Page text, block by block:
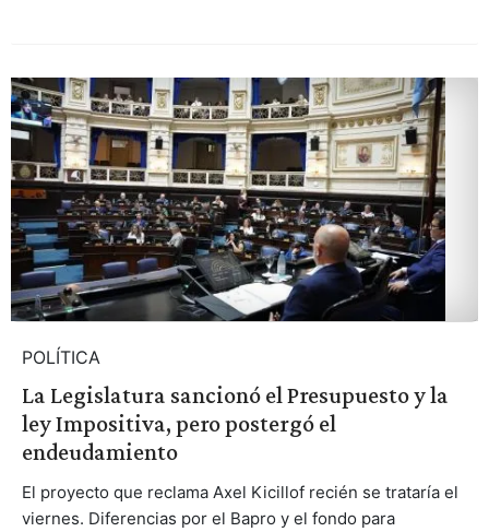
POLÍTICA
La Legislatura sancionó el Presupuesto y la
ley Impositiva, pero postergó el
endeudamiento
El proyecto que reclama Axel Kicillof recién se trataría el
viernes. Diferencias por el Bapro y el fondo para